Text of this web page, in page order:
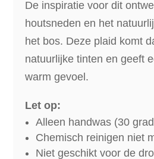
De inspiratie voor dit
houtsneden en het
het bos. Deze plaid komt
natuurlijke tinten en geeft
warm gevoel.
Let op:
Alleen handwas (30
Chemisch reinigen niet
Niet geschikt voor de